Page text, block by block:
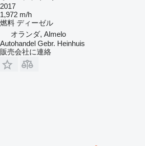
2017
1,972 m/h
燃料 ディーゼル
オランダ, Almelo
Autohandel Gebr. Heinhuis
販売会社に連絡